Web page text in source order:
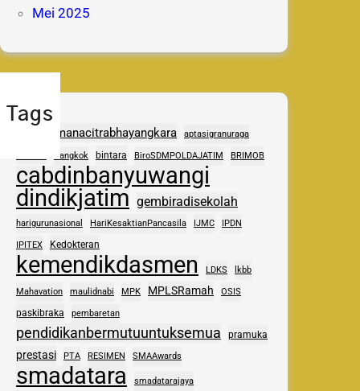
Mei 2025
Tags
adhipramanacitrabhayangkara aptasigranuraga
Bangkok bintara BiroSDMPOLDAJATIM BRIMOB
cabdinbanyuwangi
dindikjatim gembiradisekolah
harigurunasional HariKesaktianPancasila IJMC IPDN
IPITEX Kedokteran
kemendikdasmen LDKS lkbb
Mahavation maulidnabi MPK MPLSRamah OSIS
paskibraka pembaretan
pendidikanbermutuuntuksemua pramuka
prestasi PTA RESIMEN SMAAwards
smadatara smadatarajaya